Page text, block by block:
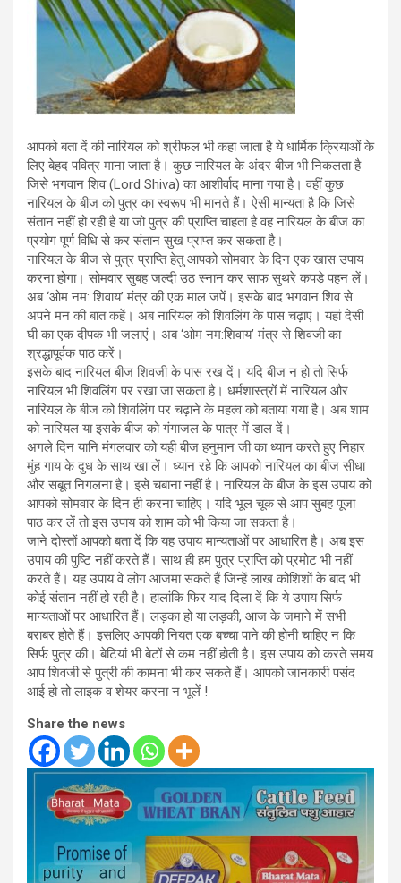
आपको बता दें की नारियल को श्रीफल भी कहा जाता है ये धार्मिक क्रियाओं के
लिए बेहद पवित्र माना जाता है। कुछ नारियल के अंदर बीज भी निकलता है
जिसे भगवान शिव (Lord Shiva) का आशीर्वाद माना गया है। वहीं कुछ
नारियल के बीज को पुत्र का स्वरूप भी मानते हैं। ऐसी मान्यता है कि जिसे
संतान नहीं हो रही है या जो पुत्र की प्राप्ति चाहता है वह नारियल के बीज का
प्रयोग पूर्ण विधि से कर संतान सुख प्राप्त कर सकता है।
नारियल के बीज से पुत्र प्राप्ति हेतु आपको सोमवार के दिन एक खास उपाय
करना होगा। सोमवार सुबह जल्दी उठ स्नान कर साफ सुथरे कपड़े पहन लें।
अब ‘ओम नम: शिवाय’ मंत्र की एक माल जपें। इसके बाद भगवान शिव से
अपने मन की बात कहें। अब नारियल को शिवलिंग के पास चढ़ाएं। यहां देसी
घी का एक दीपक भी जलाएं। अब ‘ओम नम:शिवाय’ मंत्र से शिवजी का
श्रद्धापूर्वक पाठ करें।
इसके बाद नारियल बीज शिवजी के पास रख दें। यदि बीज न हो तो सिर्फ
नारियल भी शिवलिंग पर रखा जा सकता है। धर्मशास्त्रों में नारियल और
नारियल के बीज को शिवलिंग पर चढ़ाने के महत्व को बताया गया है। अब शाम
को नारियल या इसके बीज को गंगाजल के पात्र में डाल दें।
अगले दिन यानि मंगलवार को यही बीज हनुमान जी का ध्यान करते हुए निहार
मुंह गाय के दुध के साथ खा लें। ध्यान रहे कि आपको नारियल का बीज सीधा
और सबूत निगलना है। इसे चबाना नहीं है। नारियल के बीज के इस उपाय को
आपको सोमवार के दिन ही करना चाहिए। यदि भूल चूक से आप सुबह पूजा
पाठ कर लें तो इस उपाय को शाम को भी किया जा सकता है।
जाने दोस्तों आपको बता दें कि यह उपाय मान्यताओं पर आधारित है। अब इस
उपाय की पुष्टि नहीं करते हैं। साथ ही हम पुत्र प्राप्ति को प्रमोट भी नहीं
करते हैं। यह उपाय वे लोग आजमा सकते हैं जिन्हें लाख कोशिशों के बाद भी
कोई संतान नहीं हो रही है। हालांकि फिर याद दिला दें कि ये उपाय सिर्फ
मान्यताओं पर आधारित हैं। लड़का हो या लड़की, आज के जमाने में सभी
बराबर होते हैं। इसलिए आपकी नियत एक बच्चा पाने की होनी चाहिए न कि
सिर्फ पुत्र की। बेटियां भी बेटों से कम नहीं होती है। इस उपाय को करते समय
आप शिवजी से पुत्री की कामना भी कर सकते हैं। आपको जानकारी पसंद
आई हो तो लाइक व शेयर करना न भूलें !
Share the news